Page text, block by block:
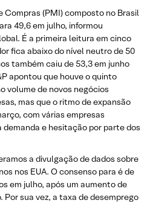
Compras (PMI) composto no Brasil
49,6 em julho, informou
É a primeira leitura em cinco
fica abaixo do nível neutro de 50
também caiu de 53,3 em junho
apontou que houve o quinto
volume de novos negócios
mas que o ritmo de expansão
com várias empresas
e hesitação por parte dos
a divulgação de dados sobre
nos EUA. O consenso para é de
em julho, após um aumento de
Por sua vez, a taxa de desemprego